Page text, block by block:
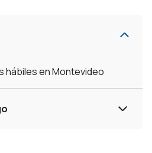
hábiles en Montevideo